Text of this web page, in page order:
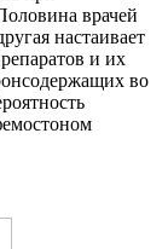
врачей
настаивает
и их
во